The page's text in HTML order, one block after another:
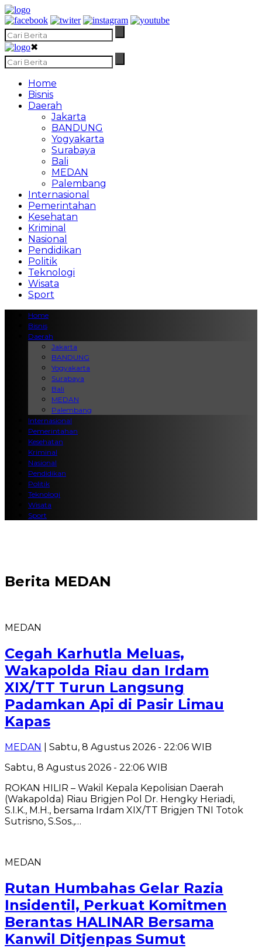
✖
Home
Bisnis
Daerah
Jakarta
BANDUNG
Yogyakarta
Surabaya
Bali
MEDAN
Palembang
Internasional
Pemerintahan
Kesehatan
Kriminal
Nasional
Pendidikan
Politik
Teknologi
Wisata
Sport
Home
Bisnis
Daerah
Jakarta
BANDUNG
Yogyakarta
Surabaya
Bali
MEDAN
Palembang
Internasional
Pemerintahan
Kesehatan
Kriminal
Nasional
Pendidikan
Politik
Teknologi
Wisata
Sport
Berita MEDAN
MEDAN
Cegah Karhutla Meluas,
Wakapolda Riau dan Irdam
XIX/TT Turun Langsung
Padamkan Api di Pasir Limau
Kapas
MEDAN
| Sabtu, 8 Agustus 2026 - 22:06 WIB
Sabtu, 8 Agustus 2026 - 22:06 WIB
ROKAN HILIR – Wakil Kepala Kepolisian Daerah
(Wakapolda) Riau Brigjen Pol Dr. Hengky Heriadi,
S.I.K., M.H., bersama Irdam XIX/TT Brigjen TNI Totok
Sutrisno, S.Sos.,…
MEDAN
Rutan Humbahas Gelar Razia
Insidentil, Perkuat Komitmen
Berantas HALINAR Bersama
Kanwil Ditjenpas Sumut